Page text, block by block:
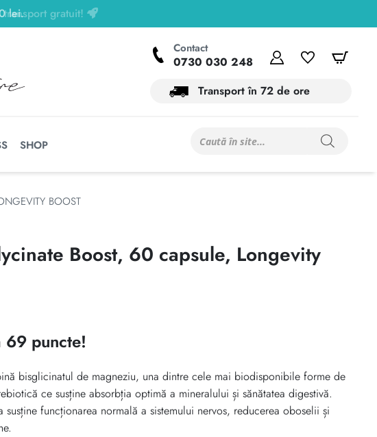
lei.
Contact
0730 030 248
Contul meuWishlist
Transport în 72 de ore
SHOP
Products
BOOST
Boost, 60 capsule, Longevity
69 puncte!
bisglicinatul de magneziu, una dintre cele mai biodisponibile forme de
ce susține absorbția optimă a mineralului și sănătatea digestivă.
susține funcționarea normală a sistemului nervos, reducerea oboselii și